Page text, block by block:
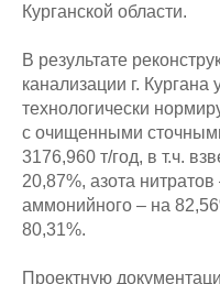
Курганской области.
В результате
канализации г.
технологически
с очищенными
3176,960 т/год, в т.ч.
20,87%, азота
аммонийного – на
80,31%.
Проектную